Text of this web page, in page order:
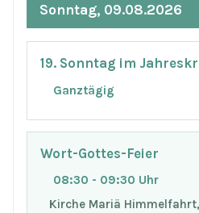
Sonntag, 09.08.2026
19. Sonntag im
Ganztägig
Wort-Gottes-Feier
08:30 - 09:30 Uhr
Kirche Mariä